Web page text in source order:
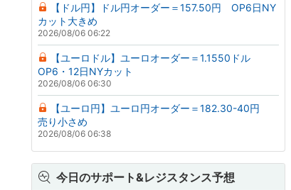
【ドル円】ドル円オーダー＝157.50円 OP6日NY
カット大きめ
2026/08/06 06:22
【ユーロドル】ユーロオーダー＝1.1550ドル
OP6・12日NYカット
2026/08/06 06:30
【ユーロ円】ユーロ円オーダー＝182.30-40円
売り小さめ
2026/08/06 06:38
今日のサポート&レジスタンス予想